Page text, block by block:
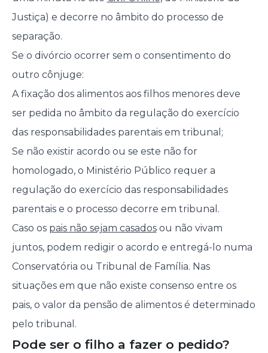
Justiça) e decorre no âmbito do processo de
separação.
Se o divórcio ocorrer sem o consentimento do
outro cônjuge:
A fixação dos alimentos aos filhos menores deve
ser pedida no âmbito da regulação do exercício
das responsabilidades parentais em tribunal;
Se não existir acordo ou se este não for
homologado, o Ministério Público requer a
regulação do exercício das responsabilidades
parentais e o processo decorre em tribunal.
Caso os pais não sejam casadosou não vivam
juntos, podem redigir o acordo e entregá-lo numa
Conservatória ou Tribunal de Família. Nas
situações em que não existe consenso entre os
pais, o valor da pensão de alimentos é determinado
pelo tribunal.
Pode ser o filho a fazer o pedido?